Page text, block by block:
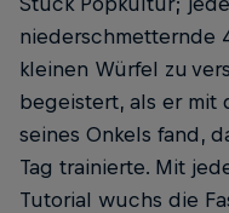
niederschmetternde
kleinen Würfel zu
begeistert, als er mit
seines Onkels fand,
Tag trainierte. Mit
Tutorial wuchs die